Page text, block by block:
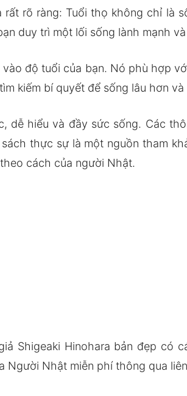
rõ ràng: Tuổi thọ không chỉ là
duy trì một lối sống lành mạnh
độ tuổi của bạn. Nó phù hợp
kiếm bí quyết để sống lâu hơn và
dễ hiểu và đầy sức sống. Các
thực sự là một nguồn tham
cách của người Nhật.
Shigeaki Hinohara bản đẹp có
Người Nhật miễn phí thông qua